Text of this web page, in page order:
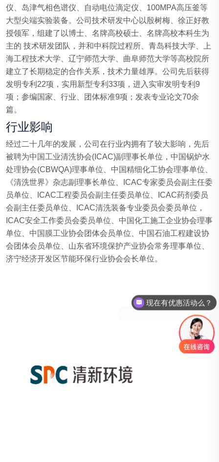
仪、岛津气相色谱仪、自动电位滴定仪、100MPA高压釜等
大型尖端实验装备。公司技术研发中心以殷树梅、徐正好教
授领军，组建了以博士、名牌高校硕士、名牌高校本科生为
主的 技术研发团队，并和中科院过程所、青岛科技大学、上
海工程技术大学、辽宁师范大学、曲阜师范大学等高校院所
建立了长期稳定的合作关系，技术力量雄厚。公司先后获得
发明专利22项，实用新型专利33项，进入实审发明专利9
项；参编国家、行业、团体标准9项；发表专业论文70余
篇。
行业影响
经过二十几年的发展，公司在行业内拥有了较大影响，先后
被聘为中国工业清洗协会(ICAC)副理事长单位，中国锅炉水
处理协会(CBWQA)理事单位、中国精细化工协会理事单位、
《清洗世界》杂志副理事长单位、ICAC专家委员会副主任委
员单位、ICAC工程委员会副主任委员单位、ICAC药剂委员
会副主任委员单位、ICAC清洗装备专业委员会委员单位，
ICAC安全工作委员会委员单位、中国化工施工企业协会理事
单位、中国膜工业协会团体会员单位、中国石油工程建设协
会团体会员单位、山东省环境保护产业协会常务理事单位、
济宁经济开发区节能环保行业协会会长单位。
可以介绍下你们的产品么？